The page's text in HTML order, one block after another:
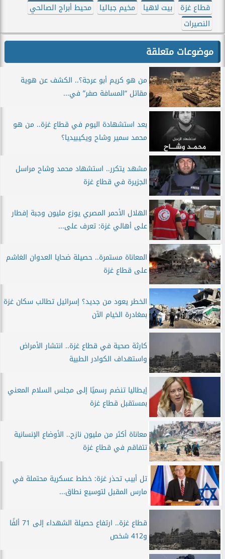
قطاع غزة بيت لاهيا مخيم جباليا
محيط أبراج الصالحي
النصيرات
موضوعات متعلقة
من هو كريم أبو عرجة؟.. الكشف عن هوية
مقاتل “المسافة صفر” في...
بعد استشهادة اليوم في قطاع غزة.. من هو
محمد سمير وشاح ويكيبيديا؟
مشهد يتكرر.. استشهاد محمد وشاح مراسل
الجزيرة في قطاع غزة
الهلال الأحمر المصري يوزع مليون وجبة إفطار
على أهالي غزة: تعرف على...
المعاناة مستمرة.. حصيلة ضحايا العدوان الغاشم
على قطاع غزة
الخطر يعود من جديد؟ إسرائيل تطالب سكان غزة
بمغادرة الخيام الآن
كارثة صحية في قطاع غزة.. انتشار الأمراض
واستهداف الكوادر الطبية
إيطاليا تنضم رسميًا إلى مجلس السلام المعني
بمستقبل قطاع غزة
معاناة أكثر من مليون نازح.. الأوضاع الإنسانية
تتفاقم في قطاع غزة
تل أبيب تحذر غزة: خطط عسكرية محتملة في
مارس المقبل لتوسيع نطاق...
قطاع غزة.. ارتفاع حصيلة الشهداء إلى 71 ألفًا
و412 شخص